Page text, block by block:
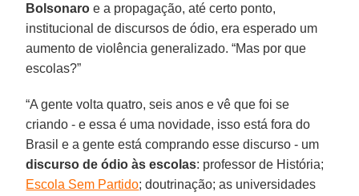
Bolsonaro e a propagação, até certo ponto,
institucional de discursos de ódio, era esperado um
aumento de violência generalizado. “Mas por que
escolas?”
“A gente volta quatro, seis anos e vê que foi se
criando - e essa é uma novidade, isso está fora do
Brasil e a gente está comprando esse discurso - um
discurso de ódio às escolas: professor de História;
Escola Sem Partido; doutrinação; as universidades